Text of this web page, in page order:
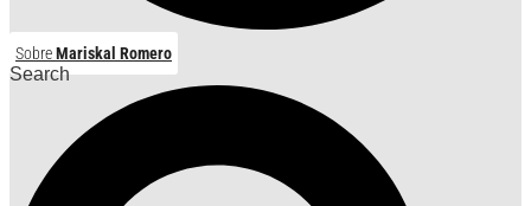
SobreMariskal Romero
Search